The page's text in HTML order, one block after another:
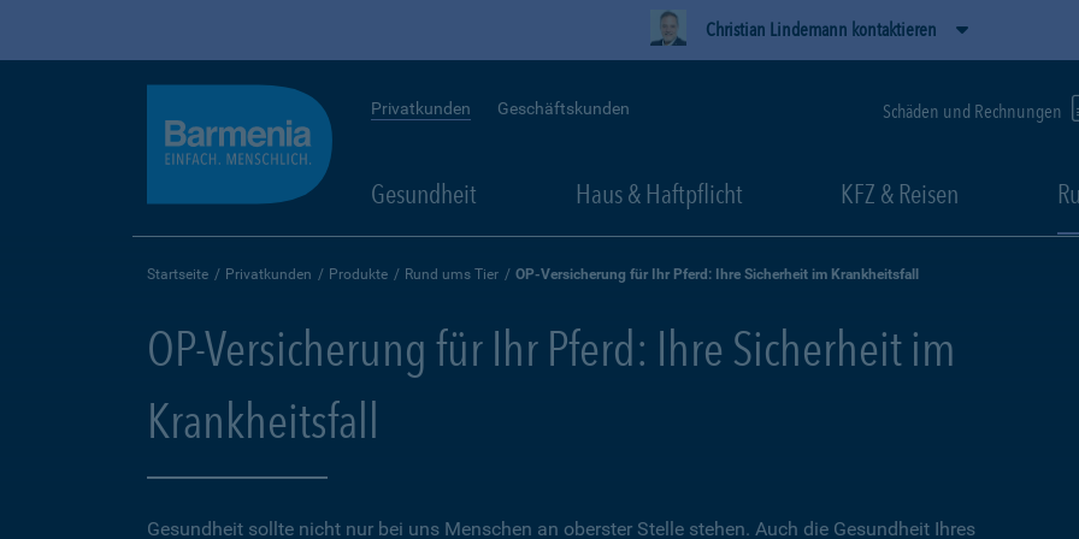
Christian Lindemann kontaktieren
Privatkunden Geschäftskunden Schäden und Rechnungen
Gesundheit Haus & Haftpflicht KFZ & Reisen
Startseite Privatkunden Produkte Rund ums Tier OP-Versicherung für Ihr Pferd: Ihre Sicherheit im Krankheitsfall
OP-Versicherung für Ihr Pferd: Ihre Sicherheit im
Krankheitsfall
Gesundheit sollte nicht nur bei uns Menschen an oberster Stelle stehen. Auch die Gesundheit Ihres